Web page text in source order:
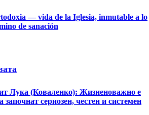
— vida de la Iglesia, inmutable a lo
de sanación
Лука (Коваленко): Жизненоважно е
сериозен, честен и системен